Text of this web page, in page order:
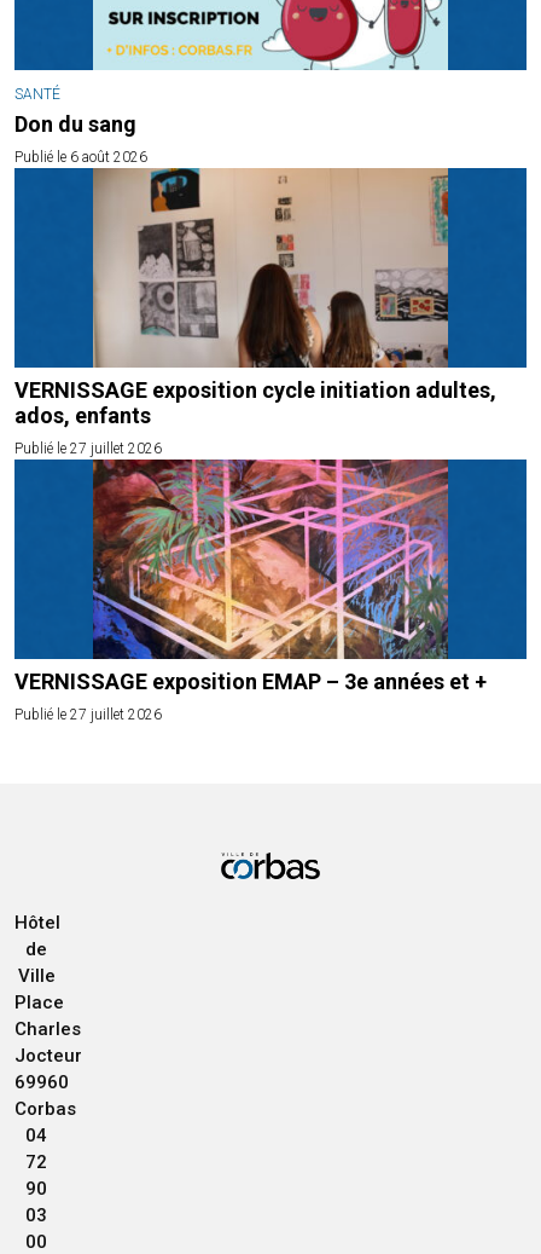
SANTÉ
Don du sang
Publié le 6 août 2026
VERNISSAGE exposition cycle initiation adultes,
ados, enfants
Publié le 27 juillet 2026
VERNISSAGE exposition EMAP – 3e années et +
Publié le 27 juillet 2026
Hôtel
de
Ville
Place
Charles
Jocteur
69960
Corbas
04
72
90
03
00